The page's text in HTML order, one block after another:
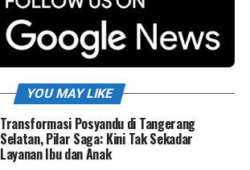
YOU MAY LIKE
Transformasi Posyandu di Tangerang
Selatan, Pilar Saga: Kini Tak Sekadar
Layanan Ibu dan Anak